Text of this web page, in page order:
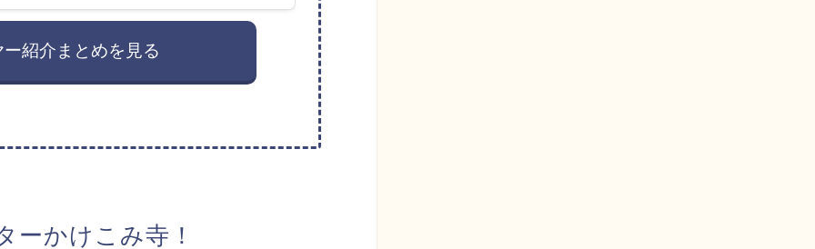
紹介まとめを見る
ーかけこみ寺！